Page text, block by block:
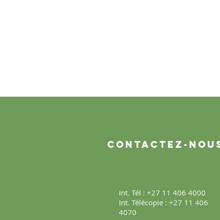
Contactez-
Int. Tél : +27 11 406 4000
Int. Télécopie : +27 11 406
4070